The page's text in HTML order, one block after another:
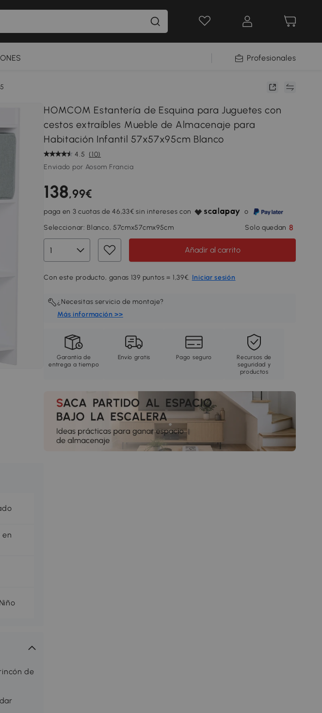
Profesionales
HOMCOM Estantería de Esquina para Juguetes con
cestos extraíbles Mueble de Almacenaje para
Habitación Infantil 57x57x95cm Blanco
4.5 (10)
Enviado por Aosom Francia
138,99€
paga en 3 cuotas de 46,33€ sin intereses con
o
Seleccionar: Blanco, 57cmx57cmx95cm Solo quedan 8
Añadir al carrito
Con este producto, ganas 139 puntos = 1,39€. Iniciar sesión
¿Necesitas servicio de montaje?
Más información >>
Garantía de
entrega a tiempo
Envío gratis Pago seguro
Recursos de
seguridad y
productos
en
de